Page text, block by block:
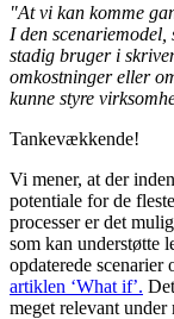
"At vi kan komme
I den
stadig bruger i
omkostninger eller
kunne styre
Tankevækkende!
Vi mener, at der
potentiale for de
processer er det
som kan understøtte
opdaterede scenarier
artiklen ‘What ifʼ.
meget relevant